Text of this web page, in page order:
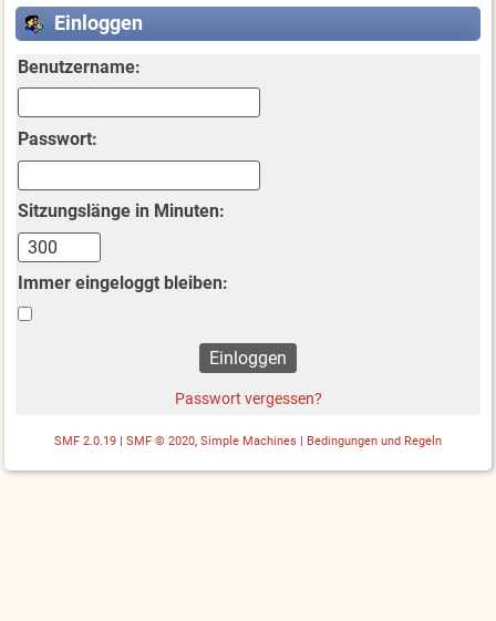
Einloggen
Benutzername:
Passwort:
Sitzungslänge in Minuten:
Immer eingeloggt bleiben:
Passwort vergessen?
SMF 2.0.19 SMF © 2020, Simple Machines Bedingungen und Regeln